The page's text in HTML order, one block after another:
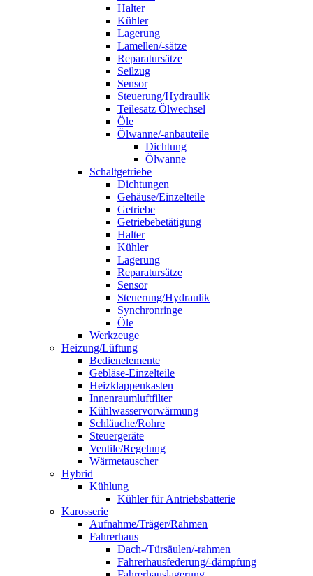
Halter
Kühler
Lagerung
Lamellen/-sätze
Reparatursätze
Seilzug
Sensor
Steuerung/Hydraulik
Teilesatz Ölwechsel
Öle
Ölwanne/-anbauteile
Dichtung
Ölwanne
Schaltgetriebe
Dichtungen
Gehäuse/Einzelteile
Getriebe
Getriebebetätigung
Halter
Kühler
Lagerung
Reparatursätze
Sensor
Steuerung/Hydraulik
Synchronringe
Öle
Werkzeuge
Heizung/Lüftung
Bedienelemente
Gebläse-Einzelteile
Heizklappenkasten
Innenraumluftfilter
Kühlwasservorwärmung
Schläuche/Rohre
Steuergeräte
Ventile/Regelung
Wärmetauscher
Hybrid
Kühlung
Kühler für Antriebsbatterie
Karosserie
Aufnahme/Träger/Rahmen
Fahrerhaus
Dach-/Türsäulen/-rahmen
Fahrerhausfederung/-dämpfung